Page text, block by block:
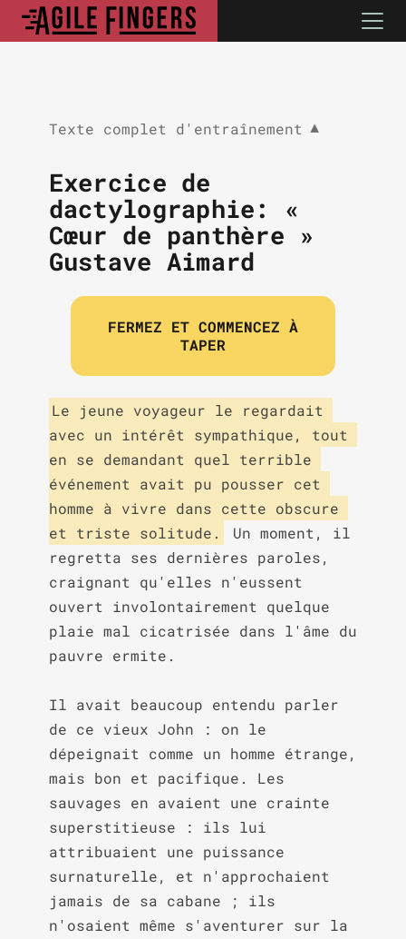
Texte complet d'entraînement ▼
Exercice de
dactylographie: «
Cœur de panthère »
Gustave Aimard
FERMEZ ET COMMENCEZ À
TAPER
Le jeune voyageur le regardait
avec un intérêt sympathique, tout
en se demandant quel terrible
événement avait pu pousser cet
homme à vivre dans cette obscure
et triste solitude.
Un moment, il
regretta ses dernières paroles,
craignant qu'elles n'eussent
ouvert involontairement quelque
plaie mal cicatrisée dans l'âme du
pauvre ermite.
Il avait beaucoup entendu parler
de ce vieux John : on le
dépeignait comme un homme étrange,
mais bon et pacifique. Les
sauvages en avaient une crainte
superstitieuse : ils lui
attribuaient une puissance
surnaturelle, et n'approchaient
jamais de sa cabane ; ils
n'osaient même s'aventurer sur la